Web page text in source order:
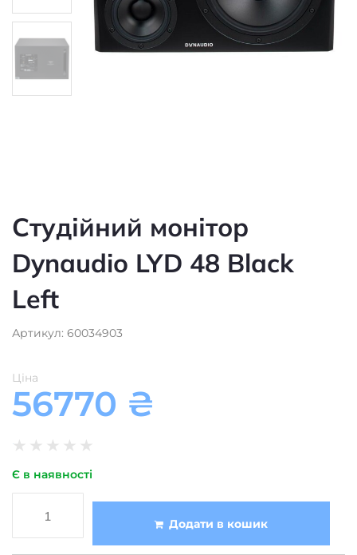
Dynaudio LYD 48 Black
Left
Артикул: 60034903
Ціна
56770
★★★★★
Студійний монітор